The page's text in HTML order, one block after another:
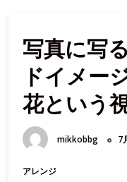
写真に写
ドイメー
花という
mikkobbg 7
アレンジ